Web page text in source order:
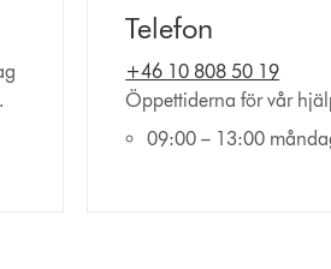
Telefon
+46 10 808 50 19
Öppettiderna för vår
09:00 – 13:00